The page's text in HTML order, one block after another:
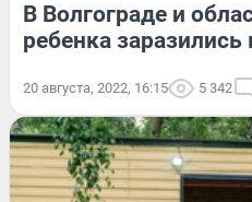
В Волгограде и
ребенка
20 августа, 2022, 16:15 5 342